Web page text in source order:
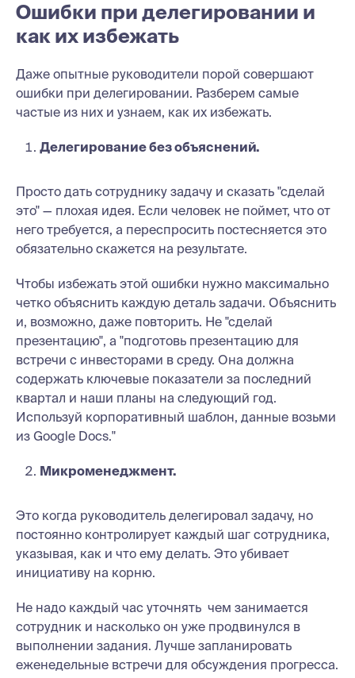
Ошибки при делегировании и
как их избежать
Даже опытные руководители порой совершают
ошибки при делегировании. Разберем самые
частые из них и узнаем, как их избежать.
Делегирование без объяснений.
Просто дать сотруднику задачу и сказать "сделай
это" — плохая идея. Если человек не поймет, что от
него требуется, а переспросить постесняется это
обязательно скажется на результате.
Чтобы избежать этой ошибки нужно максимально
четко объяснить каждую деталь задачи. Объяснить
и, возможно, даже повторить. Не "сделай
презентацию", а "подготовь презентацию для
встречи с инвесторами в среду. Она должна
содержать ключевые показатели за последний
квартал и наши планы на следующий год.
Используй корпоративный шаблон, данные возьми
из Google Docs."
Микроменеджмент.
Это когда руководитель делегировал задачу, но
постоянно контролирует каждый шаг сотрудника,
указывая, как и что ему делать. Это убивает
инициативу на корню.
Не надо каждый час уточнять чем занимается
сотрудник и насколько он уже продвинулся в
выполнении задания. Лучше запланировать
еженедельные встречи для обсуждения прогресса.